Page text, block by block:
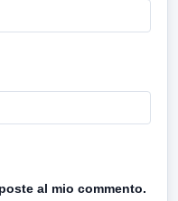
al mio commento.